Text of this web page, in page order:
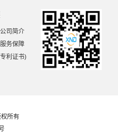
司简介
务保障
利证书)
所有